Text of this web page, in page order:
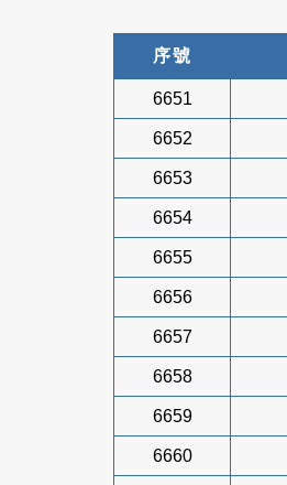
序號
6651
6652
6653
6654
6655
6656
6657
6658
6659
6660